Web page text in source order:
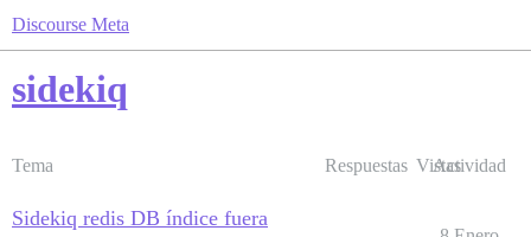
Discourse Meta
sidekiq
Tema Respuestas Vistas
Actividad
Sidekiq redis DB índice fuera